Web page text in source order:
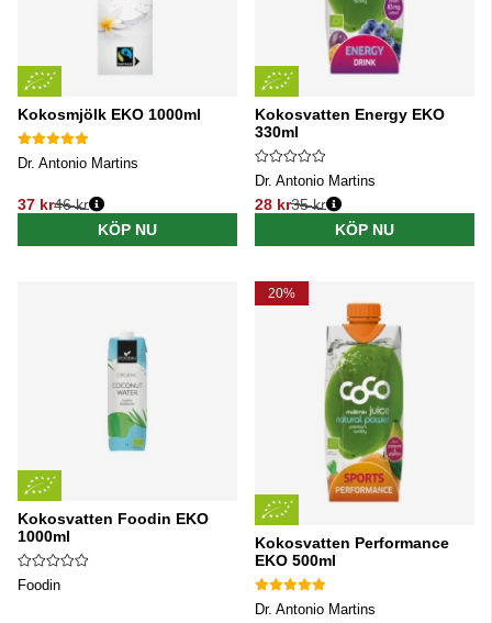
Kokosmjölk EKO 1000ml
Dr. Antonio Martins
37 kr
Ordinarie pris:
46 kr
KÖP NU
Kokosvatten Energy EKO
330ml
Dr. Antonio Martins
28 kr
Ordinarie pris:
35 kr
KÖP NU
Kokosvatten Foodin EKO
1000ml
Foodin
20%
Kokosvatten Performance
EKO 500ml
Dr. Antonio Martins